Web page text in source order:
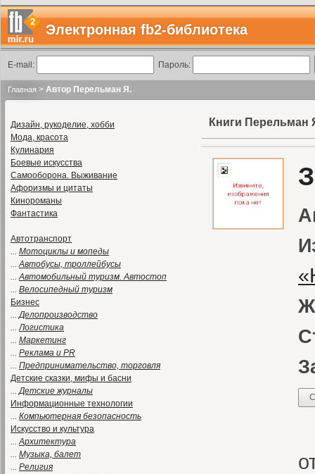
Электронная fb2-библиотека
E-mail: Пароль:
Главная > Автор Перельман Я.
Дизайн, рукоделие, хобби
Мода, красота
Кулинария
Боевые искусства
Самооборона. Выживание
Афоризмы и цитаты
Кинороманы
Фантастика
Автотранспорт
... Мотоциклы и мопеды
...Автобусы, троллейбусы
...Автомобильный туризм. Автостоп
... Велосипедный туризм
Бизнес
...Делопроизводство
...Логистика
... Маркетинг
... Реклама и PR
... Предпринимательство, торговля
Детские сказки, мифы и басни
...Детские журналы
Информационные технологии
... Компьютерная безопасность
Искусство и культура
...Архитектура
... Музыка, балет
... Религия
Книги Перельман